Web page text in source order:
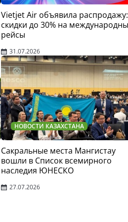
Vietjet Air объявила распродажу:
скидки до 30% на
рейсы
31.07.2026
НОВОСТИ КАЗАХСТАНА
Сакральные места Мангистау
вошли в Список всемирного
наследия ЮНЕСКО
27.07.2026